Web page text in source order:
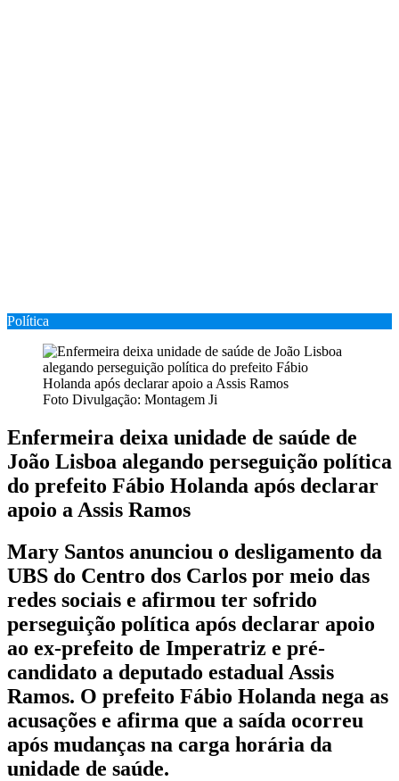
Política
Foto Divulgação: Montagem Ji
Enfermeira deixa unidade de saúde de
João Lisboa alegando perseguição política
do prefeito Fábio Holanda após declarar
apoio a Assis Ramos
Mary Santos anunciou o desligamento da
UBS do Centro dos Carlos por meio das
redes sociais e afirmou ter sofrido
perseguição política após declarar apoio
ao ex-prefeito de Imperatriz e pré-
candidato a deputado estadual Assis
Ramos. O prefeito Fábio Holanda nega as
acusações e afirma que a saída ocorreu
após mudanças na carga horária da
unidade de saúde.